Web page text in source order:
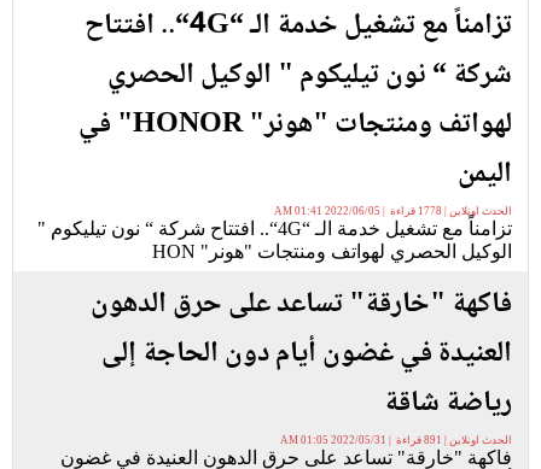
تزامناً مع تشغيل خدمة الـ “4G“.. افتتاح
شركة “ نون تيليكوم " الوكيل الحصري
لهواتف ومنتجات "هونر" HONOR" في
اليمن
الحدث اونلاين | 1778 قراءة | 2022/06/05 01:41 AM
تزامناً مع تشغيل خدمة الـ “4G“.. افتتاح شركة “ نون تيليكوم "
الوكيل الحصري لهواتف ومنتجات "هونر" HON
فاكهة "خارقة" تساعد على حرق الدهون
العنيدة في غضون أيام دون الحاجة إلى
رياضة شاقة
الحدث اونلاين | 891 قراءة | 2022/05/31 01:05 AM
فاكهة "خارقة" تساعد على حرق الدهون العنيدة في غضون